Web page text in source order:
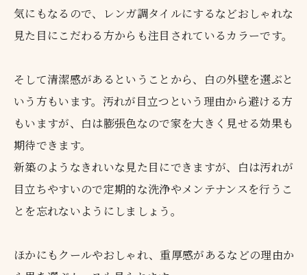
気にもなるので、レンガ調タイルにするなどおしゃれな
見た目にこだわる方からも注目されているカラーです。
そして清潔感があるということから、白の外壁を選ぶと
いう方もいます。汚れが目立つという理由から避ける方
もいますが、白は膨張色なので家を大きく見せる効果も
期待できます。
新築のようなきれいな見た目にできますが、白は汚れが
目立ちやすいので定期的な洗浄やメンテナンスを行うこ
とを忘れないようにしましょう。
ほかにもクールやおしゃれ、重厚感があるなどの理由か